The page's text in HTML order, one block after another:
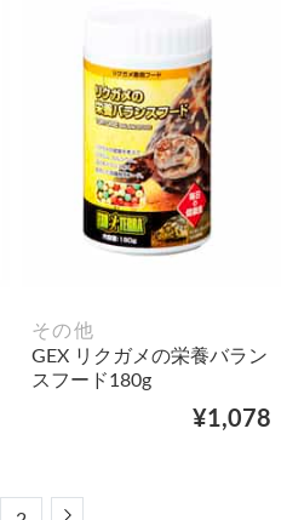
その他
GEX リクガメの栄養バラン
スフード180g
¥1,078